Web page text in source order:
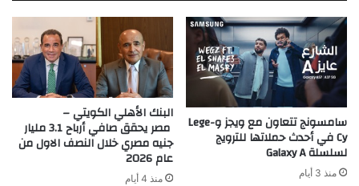
سامسونج تتعاون مع ويجز وLege-
Cy في أحدث حملاتها للترويج
لسلسلة Galaxy A
منذ 3 أيام
البنك الأهلي الكويتي –
مصر يحقق صافي أرباح 3.1 مليار
جنيه مصري خلال النصف الاول من
عام 2026
منذ 4 أيام